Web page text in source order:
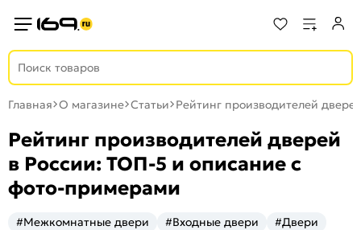
Главная О магазине Статьи Рейтинг производителей
Рейтинг производителей дверей
в России: ТОП-5 и описание с
фото-примерами
#Межкомнатные двери #Входные двери #Двери